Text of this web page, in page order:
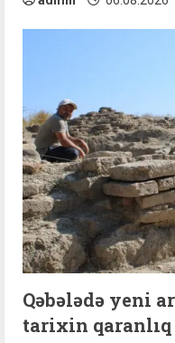
Qəbələdə yeni
tarixin